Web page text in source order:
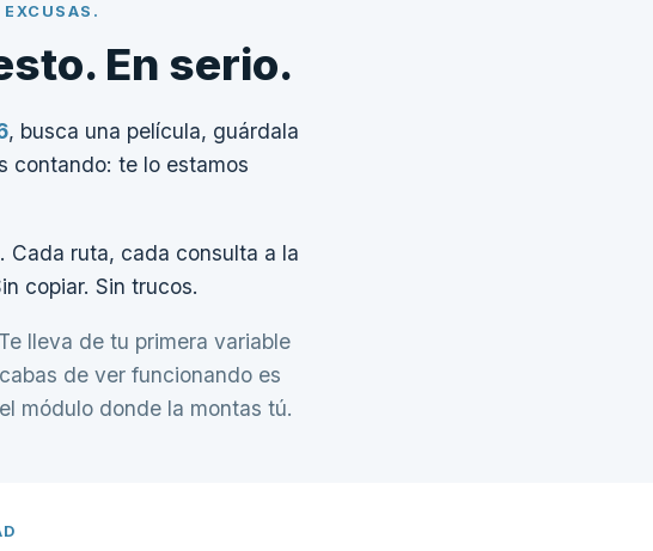
En serio.
, busca una película, guárdala
contando: te lo estamos
. Cada ruta, cada consulta a la
copiar. Sin trucos.
lleva de tu primera variable
de ver funcionando es
módulo donde la montas tú.